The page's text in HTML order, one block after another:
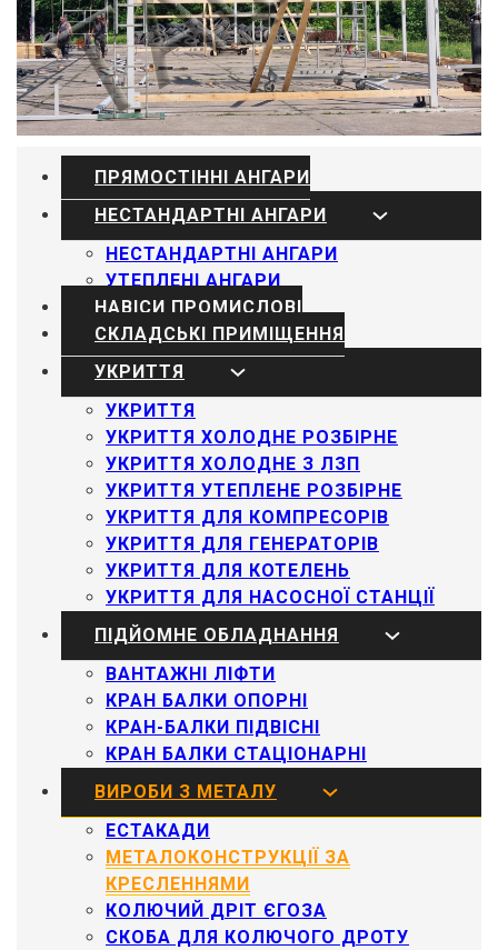
ПРЯМОСТІННІ АНГАРИ
НЕСТАНДАРТНІ АНГАРИ
НЕСТАНДАРТНІ АНГАРИ
УТЕПЛЕНІ АНГАРИ
НАВІСИ ПРОМИСЛОВІ
СКЛАДСЬКІ ПРИМІЩЕННЯ
УКРИТТЯ
УКРИТТЯ
УКРИТТЯ ХОЛОДНЕ РОЗБІРНЕ
УКРИТТЯ ХОЛОДНЕ З ЛЗП
УКРИТТЯ УТЕПЛЕНЕ РОЗБІРНЕ
УКРИТТЯ ДЛЯ КОМПРЕСОРІВ
УКРИТТЯ ДЛЯ ГЕНЕРАТОРІВ
УКРИТТЯ ДЛЯ КОТЕЛЕНЬ
УКРИТТЯ ДЛЯ НАСОСНОЇ СТАНЦІЇ
ПІДЙОМНЕ ОБЛАДНАННЯ
ВАНТАЖНІ ЛІФТИ
КРАН БАЛКИ ОПОРНІ
КРАН-БАЛКИ ПІДВІСНІ
КРАН БАЛКИ СТАЦІОНАРНІ
ВИРОБИ З МЕТАЛУ
ЕСТАКАДИ
МЕТАЛОКОНСТРУКЦІЇ ЗА
КРЕСЛЕННЯМИ
КОЛЮЧИЙ ДРІТ ЄГОЗА
СКОБА ДЛЯ КОЛЮЧОГО ДРОТУ